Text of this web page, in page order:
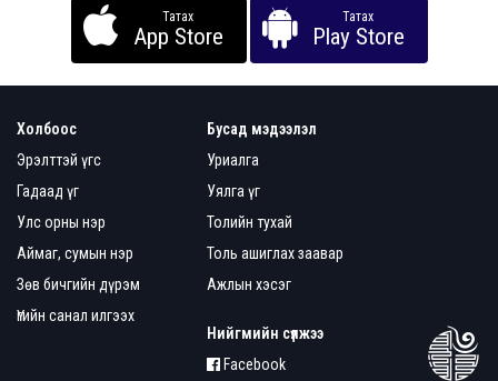
Татах
App Store
Татах
Play Store
Холбоос
Эрэлттэй үгс
Гадаад үг
Улс орны нэр
Аймаг, сумын нэр
Зөв бичгийн дүрэм
Үгийн санал илгээх
Бусад мэдээлэл
Уриалга
Уялга үг
Толийн тухай
Толь ашиглах заавар
Ажлын хэсэг
Нийгмийн сүлжээ
Facebook